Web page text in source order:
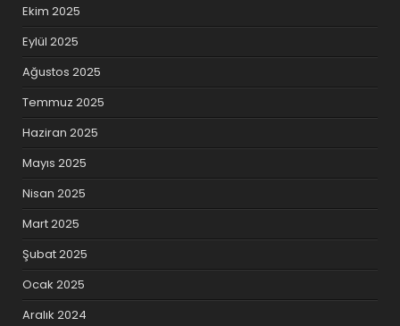
Ekim 2025
Eylül 2025
Ağustos 2025
Temmuz 2025
Haziran 2025
Mayıs 2025
Nisan 2025
Mart 2025
Şubat 2025
Ocak 2025
Aralık 2024